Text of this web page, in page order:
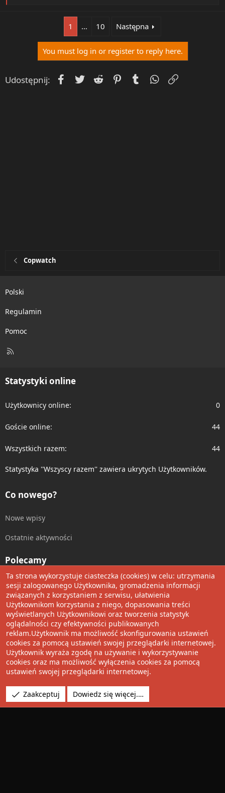
:
1 … 10 Następna
You must log in or register to reply here.
Udostępnij: Facebook
Twitter Reddit PinterestTumblrWhatsApp
Copwatch
Polski
Regulamin
Pomoc
R
Statystyki online
Użytkownicy online 0
Goście online 44
Wszystkich razem 44
Statystyka ''Wszyscy razem'' zawiera ukrytych Użytkowników.
Co nowego?
Nowe wpisy
Ostatnie aktywności
Polecamy
Wolnościowe cytaty
Udostępnij
Facebook
TwitterRedditPinterest
TumblrWhatsApp
Umieść Link
Community platform by XenForo® © 2010-2022 XenForo Ltd.
Pixel Exit
Tłumaczenie wykonane przezXboxForum.pl
via s9e/MediaSites
Ta strona wykorzystuje ciasteczka (cookies) w celu: utrzymania
sesji zalogowanego Użytkownika, gromadzenia informacji
związanych z korzystaniem z serwisu, ułatwienia
Użytkownikom korzystania z niego, dopasowania treści
wyświetlanych Użytkownikowi oraz tworzenia statystyk
oglądalności czy efektywności publikowanych
reklam.Użytkownik ma możliwość skonfigurowania ustawień
cookies za pomocą ustawień swojej przeglądarki internetowej.
Użytkownik wyraża zgodę na używanie i wykorzystywanie
cookies oraz ma możliwość wyłączenia cookies za pomocą
ustawień swojej przeglądarki internetowej.
Zaakceptuj Dowiedz się więcej.…